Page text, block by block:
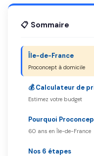
📋 Sommaire
Île-de-France
Proconcept à domicile
💰 Calculateur de
Estimez votre budget
Pourquoi
60 ans en Île-de-France
Nos 6 étapes